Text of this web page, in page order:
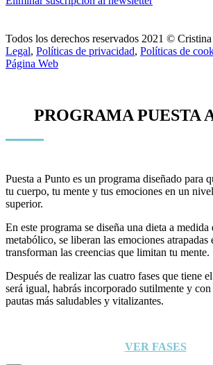
Todos los derechos reservados 2021 ©
Legal, Políticas de privacidad, Políticas de
Página Web
PROGRAMA PUESTA
Puesta a Punto es un programa diseñado para
tu cuerpo, tu mente y tus emociones en un
superior.
En este programa se diseña una dieta a
metabólico, se liberan las emociones atrapadas
transforman las creencias que limitan tu mente.
Después de realizar las cuatro fases que tiene
será igual, habrás incorporado sutilmente y
pautas más saludables y vitalizantes.
VER FASES